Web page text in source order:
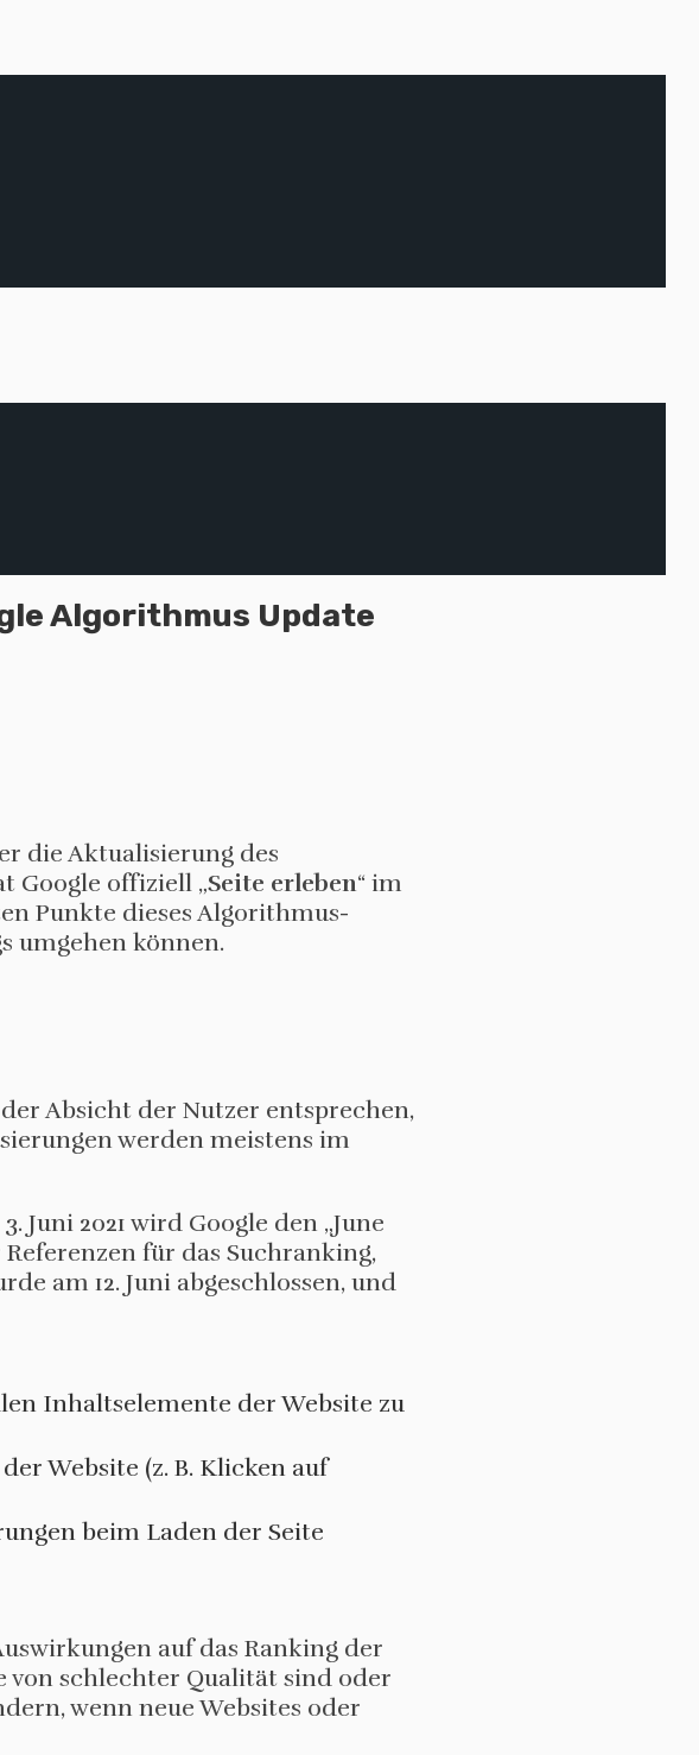
Algorithmus Update
die Aktualisierung des
Google offiziell „Seite erleben“ im
Punkte dieses Algorithmus-
umgehen können.
Absicht der Nutzer entsprechen,
werden meistens im
2021 wird Google den „June
Referenzen für das Suchranking,
am 12. Juni abgeschlossen, und
Inhaltselemente der Website zu
Website (z. B. Klicken auf
beim Laden der Seite
auf das Ranking der
von schlechter Qualität sind oder
wenn neue Websites oder